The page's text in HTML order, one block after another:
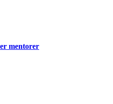
mentorer